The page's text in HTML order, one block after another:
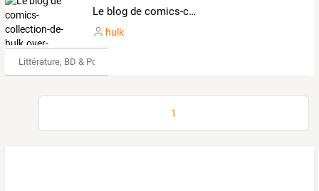
Le blog de comics-collection-de-hulk.over-blog.com
hulk
Littérature, BD & Poésie
1